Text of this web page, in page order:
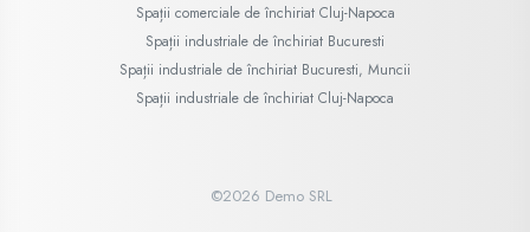
Spații comerciale de închiriat Cluj-Napoca
Spații industriale de închiriat Bucuresti
Spații industriale de închiriat Bucuresti, Muncii
Spații industriale de închiriat Cluj-Napoca
©2026 Demo SRL